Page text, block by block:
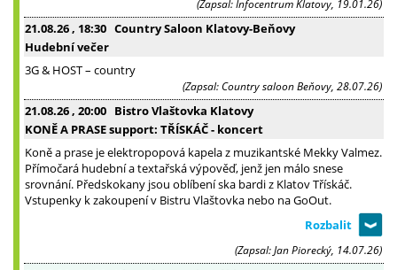
(Zapsal: Infocentrum Klatovy, 19.01.26)
21.08.26 , 18:30 Country Saloon Klatovy-Beňovy
Hudební večer
3G & HOST – country
(Zapsal: Country saloon Beňovy, 28.07.26)
21.08.26 , 20:00 Bistro Vlaštovka Klatovy
KONĚ A PRASE support: TŘÍSKÁČ - koncert
Koně a prase je elektropopová kapela z muzikantské Mekky Valmez.
Přímočará hudební a textařská výpověď, jenž jen málo snese
srovnání. Předskokany jsou oblíbení ska bardi z Klatov Třískáč.
Vstupenky k zakoupení v Bistru Vlaštovka nebo na GoOut.
(Zapsal: Jan Piorecký, 14.07.26)